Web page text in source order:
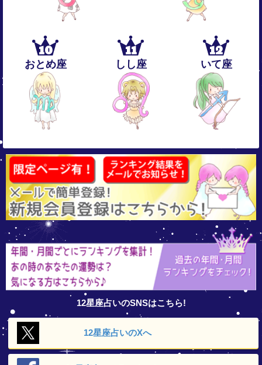
10
おとめ座
11
しし座
12
いて座
12星座占いのSNSはこちら!
12星座占いのXへ